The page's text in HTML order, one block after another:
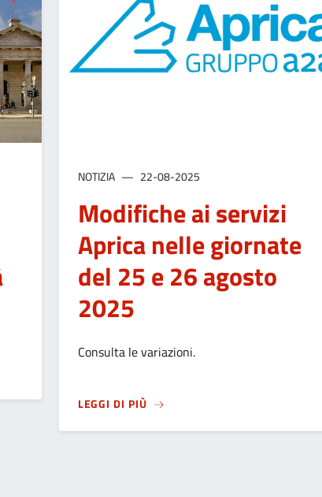
CITTÀ ALTA: MODIFICATA LA VIABILITÀ
NOTIZIA 22-08-2025
Modifiche ai servizi
Aprica nelle giornate
del 25 e 26 agosto
2025
Consulta le variazioni.
LEGGI DI PIÙSU MODIFICHE AI SERVIZI